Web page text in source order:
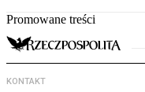
Promowane treści
KONTAKT